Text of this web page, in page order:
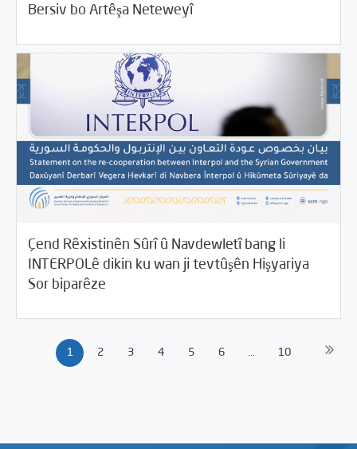
Bersiv bo Artêşa Neteweyî
Çend Rêxistinên Sûrî û Navdewletî bang li
INTERPOLê dikin ku wan ji tevtûşên Hişyariya
Sor biparêze
17/2021 Beyannameyên SCMê
1 2 3 4 5 6 ... 10